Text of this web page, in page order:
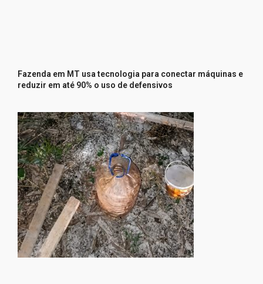
Fazenda em MT usa tecnologia para conectar máquinas e
reduzir em até 90% o uso de defensivos